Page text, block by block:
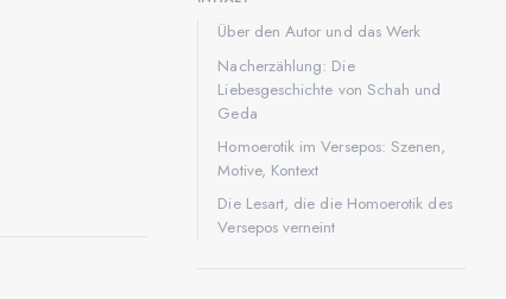
Über den Autor und das Werk
Nacherzählung: Die
Liebesgeschichte von Schah und
Geda
Homoerotik im Versepos: Szenen,
Motive, Kontext
Die Lesart, die die Homoerotik des
Versepos verneint